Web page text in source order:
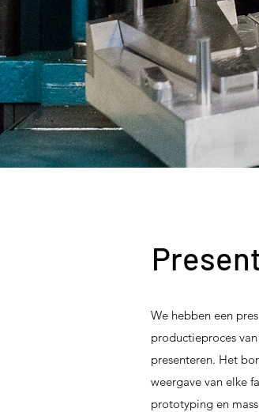
We hebben een
productieproces
presenteren. Het
weergave van elke
prototyping en